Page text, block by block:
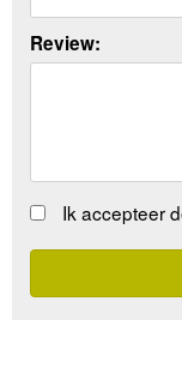
Review:
Ik accepteer